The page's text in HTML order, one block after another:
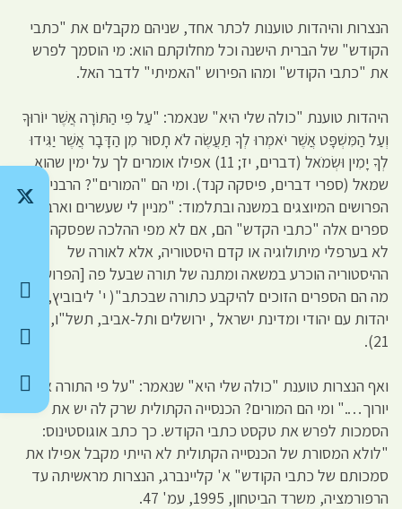
הנצרות והיהדות טוענות לכתר אחד, שניהם מקבלים את "כתבי
הקודש" של הברית הישנה וכל מחלוקתם הוא: מי הוסמך לפרש
את "כתבי הקודש" ומהו הפירוש "האמיתי" לדבר האל.
היהדות טוענת "כולה שלי היא" שנאמר: "עַל פִּי הַתּוֹרָה אֲשֶׁר יוֹרוּךָ
וְעַל הַמִּשְׁפָּט אֲשֶׁר יֹאמְרוּ לְךָ תַּעֲשֶׂה לֹא תָסוּר מִן הַדָּבָר אֲשֶׁר יַגִּידוּ
לְךָ יָמִין וּשְׂמֹאל (דברים, יז; 11) אפילו אומרים לך על ימין שהוא
שמאל (ספרי דברים, פיסקה קנד). ומי הם "המורים"? הרבנים
הפרושים המיוצגים במשנה ובתלמוד: "מניין לי שעשרים וארבע
ספרים אלה "כתבי הקדש" הם, אם לא מפי ההלכה שפסקה כך?
לא בערפלי מיתולוגיה או קדם היסטוריה, אלא לאורה של
ההיסטוריה הוכרע במשאה ומתנה של תורה שבעל פה [הפרושים]
מה הם הספרים הזוכים להיקבע כתורה שבכתב"( י' ליבוביץ,
יהדות עם יהודי ומדינת ישראל , ירושלים ותל-אביב, תשל"ו, עמ'
21).
ואף הנצרות טוענת "כולה שלי היא" שנאמר: "על פי התורה אשר
יורוך…." ומי הם המורים? הכנסייה הקתולית שרק לה יש את
הסמכות לפרש את טקסט כתבי הקודש. כך כתב אוגוסטינוס:
"לולא המסורת של הכנסייה הקתולית לא הייתי מקבל אפילו את
סמכותם של כתבי הקודש" א' קליינברג, הנצרות מראשיתה עד
הרפורמציה, משרד הביטחון, 1995, עמ' 47.